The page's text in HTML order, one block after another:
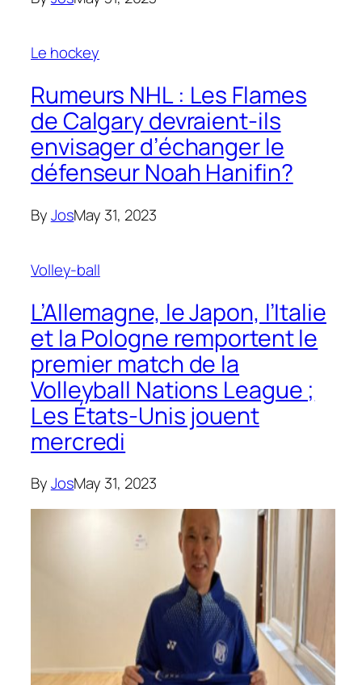
Le hockey
Rumeurs NHL : Les Flames
de Calgary devraient-ils
envisager d’échanger le
défenseur Noah Hanifin?
ByJosMay 31, 2023
Volley-ball
L’Allemagne, le Japon, l’Italie
et la Pologne remportent le
premier match de la
Volleyball Nations League ;
Les États-Unis jouent
mercredi
ByJosMay 31, 2023